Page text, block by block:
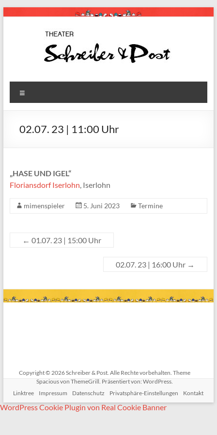
Schreiber
& Post
Theaterstücke
für Kinder
02.07. 23 | 11:00 Uhr
„HASE UND IGEL“
Floriansdorf Iserlohn, Iserlohn
mimenspieler 5. Juni 2023 Termine
← 01.07. 23 | 15:00 Uhr
02.07. 23 | 16:00 Uhr →
Copyright © 2026Schreiber & Post. Alle Rechte vorbehalten. Theme
Spaciousvon ThemeGrill. Präsentiert von:WordPress.
Linktree
Impressum Datenschutz Privatsphäre-Einstellungen Kontakt
WordPress Cookie Plugin von Real Cookie Banner